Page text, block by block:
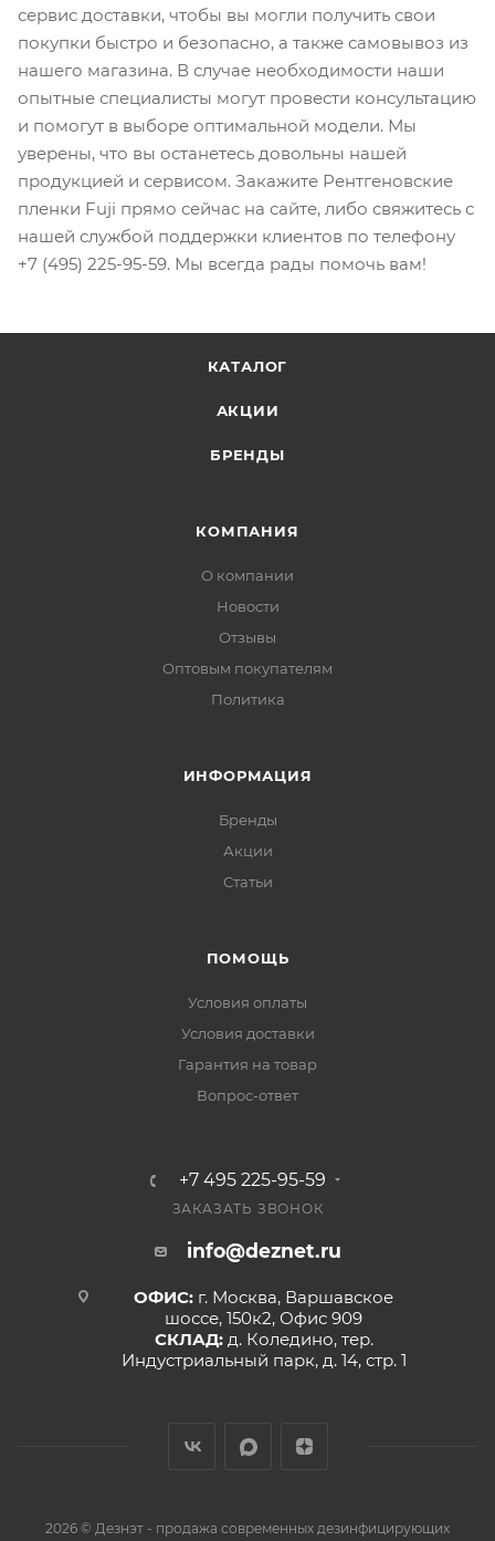
сервис доставки, чтобы вы могли получить свои
покупки быстро и безопасно, а также самовывоз из
нашего магазина. В случае необходимости наши
опытные специалисты могут провести консультацию
и помогут в выборе оптимальной модели. Мы
уверены, что вы останетесь довольны нашей
продукцией и сервисом. Закажите Рентгеновские
пленки Fuji прямо сейчас на сайте, либо свяжитесь с
нашей службой поддержки клиентов по телефону
+7 (495) 225-95-59. Мы всегда рады помочь вам!
КАТАЛОГ
АКЦИИ
БРЕНДЫ
КОМПАНИЯ
О компании
Новости
Отзывы
Оптовым покупателям
Политика
ИНФОРМАЦИЯ
Бренды
Акции
Статьи
ПОМОЩЬ
Условия оплаты
Условия доставки
Гарантия на товар
Вопрос-ответ
+7 495 225-95-59
ЗАКАЗАТЬ ЗВОНОК
info@deznet.ru
ОФИС: г. Москва, Варшавское
шоссе, 150к2, Офис 909
СКЛАД: д. Коледино, тер.
Индустриальный парк, д. 14, стр. 1
2026 © Дезнэт - продажа современных дезинфицирующих